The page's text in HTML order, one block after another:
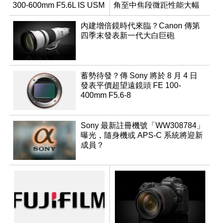
300-600mm F5.6L IS USM
角至中焦段微距性能大幅
升級
內建增倍鏡時代來臨？Canon 傳第
四季末發表新一代大白巨砲
蓄勢待發？傳 Sony 將於 8 月 4 日
發表平價超望遠鏡頭 FE 100-
400mm F5.6-8
Sony 最新註冊機號「WW308784」
曝光，隨身機或 APS-C 系統將迎新
成員？